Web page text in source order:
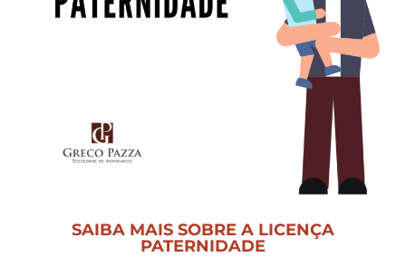
SAIBA MAIS SOBRE A LICENÇA
PATERNIDADE